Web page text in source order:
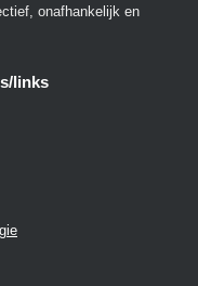
onafhankelijk en
links